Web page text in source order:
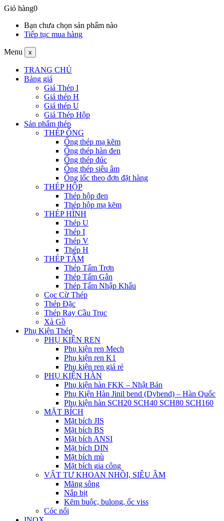
Giỏ hàng0
Bạn chưa chọn sản phẩm nào
Tiếp tục mua hàng
Menu x
TRANG CHỦ
Bảng giá
Giá Thép I
Giá thép H
Giá thép U
Giá Thép Hộp
Sản phẩm thép
THÉP ỐNG
Ống thép mạ kẽm
Ống thép hàn đen
Ống thép đúc
Ống thép siêu âm
Ống lốc theo đơn đặt hàng
THÉP HỘP
Thép hộp đen
Thép hộp mạ kẽm
THÉP HÌNH
Thép U
Thép I
Thép V
Thép H
THÉP TẤM
Thép Tấm Trơn
Thép Tấm Gân
Thép Tấm Nhập Khẩu
Cọc Cừ Thép
Thép Đặc
Thép Ray Cầu Trục
Xà Gồ
Phụ Kiện Thép
PHỤ KIỆN REN
Phụ kiện ren Mech
Phụ kiện ren K1
Phụ kiện ren giá rẻ
PHỤ KIỆN HÀN
Phụ kiện hàn FKK – Nhật Bản
Phụ Kiện Hàn Jinil bend (Dybend) – Hàn Quốc
Phụ kiện hàn SCH20 SCH40 SCH80 SCH160
MẶT BÍCH
Mặt bích JIS
Mặt bích BS
Mặt bích ANSI
Mặt bích DIN
Mặt bích mù
Mặt bích gia công
VẬT TƯ KHOAN NHỒI, SIÊU ÂM
Măng sông
Nắp bịt
Kẽm buộc, bulong, ốc viss
Cóc nối